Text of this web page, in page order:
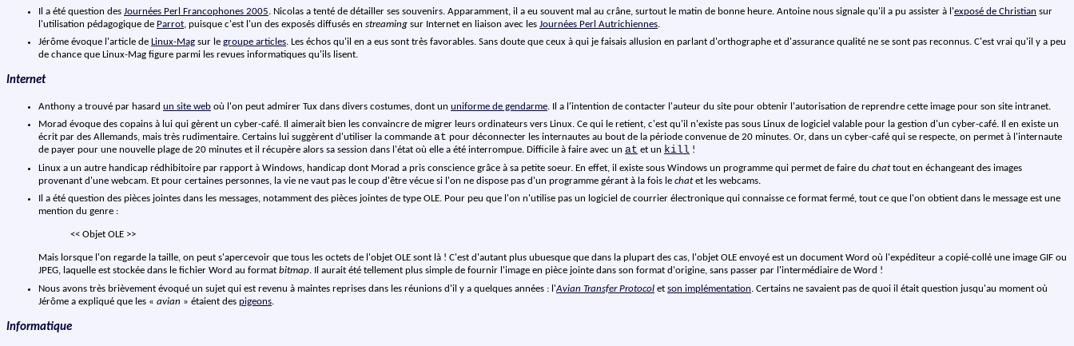
Il a été question des Journées Perl Francophones 2005. Nicolas a tenté de détailler ses souvenirs. Apparamment, il a eu souvent mal au crâne, surtout le matin de bonne heure. Antoine nous signale qu'il a pu assister à l'exposé de Christian sur
l'utilisation pédagogique de Parrot, puisque c'est l'un des exposés diffusés en streaming sur Internet en liaison avec les Journées Perl Autrichiennes.
Jérôme évoque l'article de Linux-Mag sur le groupe articles. Les échos qu'il en a eus sont très favorables. Sans doute que ceux à qui je faisais allusion en parlant d'orthographe et d'assurance qualité ne se sont pas reconnus. C'est vrai qu'il y a peu
de chance que Linux-Mag figure parmi les revues informatiques qu'ils lisent.
Internet
Anthony a trouvé par hasard un site web où l'on peut admirer Tux dans divers costumes, dont un uniforme de gendarme. Il a l'intention de contacter l'auteur du site pour obtenir l'autorisation de reprendre cette image pour son site intranet.
Morad évoque des copains à lui qui gèrent un cyber-café. Il aimerait bien les convaincre de migrer leurs ordinateurs vers Linux. Ce qui le retient, c'est qu'il n'existe pas sous Linux de logiciel valable pour la gestion d'un cyber-café. Il en existe un
écrit par des Allemands, mais très rudimentaire. Certains lui suggèrent d'utiliser la commande at pour déconnecter les internautes au bout de la période convenue de 20 minutes. Or, dans un cyber-café qui se respecte, on permet à l'internaute
de payer pour une nouvelle plage de 20 minutes et il récupère alors sa session dans l'état où elle a été interrompue. Difficile à faire avec un at et un kill !
Linux a un autre handicap rédhibitoire par rapport à Windows, handicap dont Morad a pris conscience grâce à sa petite soeur. En effet, il existe sous Windows un programme qui permet de faire du chattout en échangeant des images
provenant d'une webcam. Et pour certaines personnes, la vie ne vaut pas le coup d'être vécue si l'on ne dispose pas d'un programme gérant à la fois le chatet les webcams.
Il a été question des pièces jointes dans les messages, notamment des pièces jointes de type OLE. Pour peu que l'on n'utilise pas un logiciel de courrier électronique qui connaisse ce format fermé, tout ce que l'on obtient dans le message est une
mention du genre :
<< Objet OLE >>
Mais lorsque l'on regarde la taille, on peut s'apercevoir que tous les octets de l'objet OLE sont là ! C'est d'autant plus ubuesque que dans la plupart des cas, l'objet OLE envoyé est un document Word où l'expéditeur a copié-collé une image GIF ou
JPEG, laquelle est stockée dans le fichier Word au format bitmap. Il aurait été tellement plus simple de fournir l'image en pièce jointe dans son format d'origine, sans passer par l'intermédiaire de Word !
Nous avons très brièvement évoqué un sujet qui est revenu à maintes reprises dans les réunions d'il y a quelques années : l'Avian Transfer Protocol et son implémentation. Certains ne savaient pas de quoi il était question jusqu'au moment où
Jérôme a expliqué que les « avian » étaient des pigeons.
Informatique